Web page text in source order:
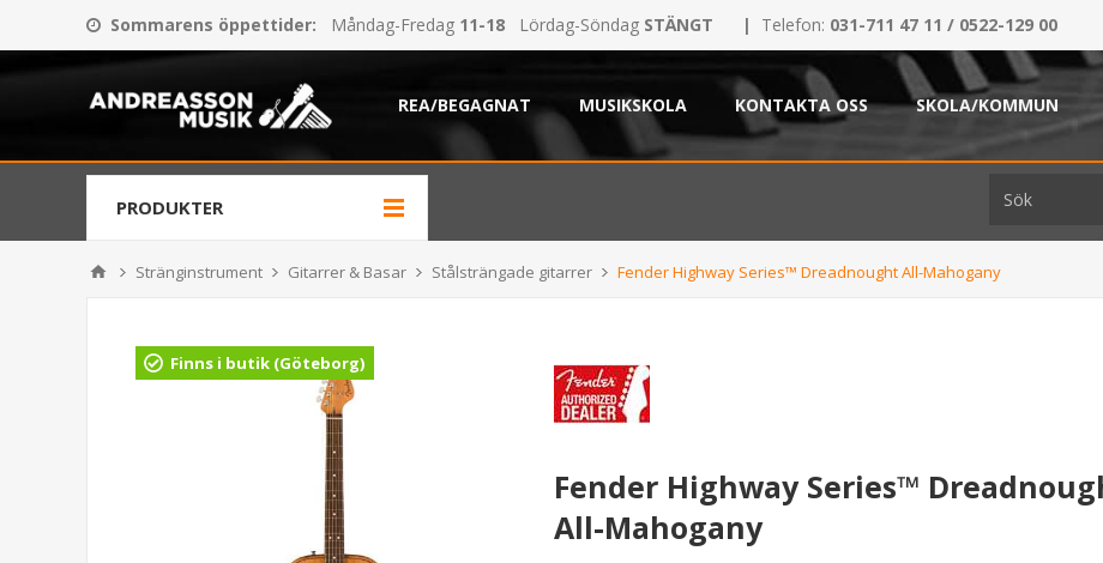
Sommarens öppettider: Måndag-Fredag 11-18 Lördag-Söndag STÄNGT | Telefon: 031-711 47 11 / 0522-129 00
REA/BEGAGNAT MUSIKSKOLA KONTAKTA OSS SKOLA/KOMMUN
PRODUKTER
Stränginstrument Gitarrer & Basar Stålsträngade gitarrer Fender Highway Series™ Dreadnought All-Mahogany
Finns i butik (Göteborg)
Fender Highway Series™
All-Mahogany